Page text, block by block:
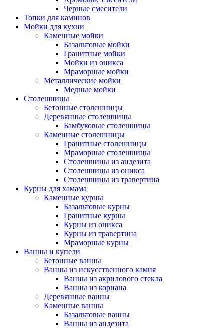
Черные смесители
Топки для каминов
Мойки для кухни
Каменные мойки
Базальтовые мойки
Гранитные мойки
Мойки из оникса
Мраморные мойки
Металлические мойки
Медные мойки
Столешницы
Бетонные столешницы
Деревянные столешницы
Бамбуковые столешницы
Каменные столешницы
Гранитные столешницы
Мраморные столешницы
Столешницы из андезита
Столешницы из оникса
Столешницы из травертина
Курны для хамама
Каменные курны
Базальтовые курны
Гранитные курны
Курны из оникса
Курны из травертина
Мраморные курны
Ванны и купели
Бетонные ванны
Ванны из искусственного камня
Ванны из акрилового стекла
Ванны из кориана
Деревянные ванны
Каменные ванны
Базальтовые ванны
Ванны из андезита